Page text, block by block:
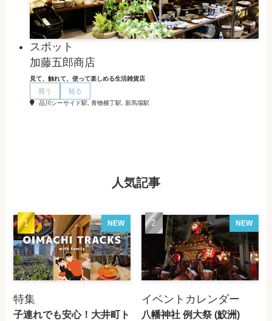
スポット
加藤五郎商店
見て、触れて、使って楽しめる生活雑貨店
買う 観る
品川シーサイド駅, 青物横丁駅, 新馬場駅
人気記事
NEW
特集
子連れでも安心！大井町ト
NEW
イベントカレンダー
八幡神社 例大祭 (鮫洲)